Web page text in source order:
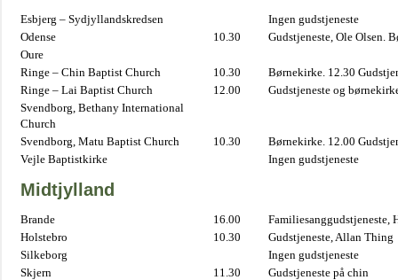
Esbjerg – Sydjyllandskredsen
Ingen gudstjeneste
Odense
10.30
Gudstjeneste, Ole Olsen.
Oure
Ringe – Chin Baptist Church
10.30
Børnekirke. 12.30
Ringe – Lai Baptist Church
12.00
Gudstjeneste og
Svendborg, Bethany International
Church
Svendborg, Matu Baptist Church
10.30
Børnekirke. 12.00
Vejle Baptistkirke
Ingen gudstjeneste
Midtjylland
Brande 16.00
Familiesanggudstjeneste,
Holstebro
10.30
Gudstjeneste, Allan Thing
Silkeborg
Ingen gudstjeneste
Skjern
11.30
Gudstjeneste på chin